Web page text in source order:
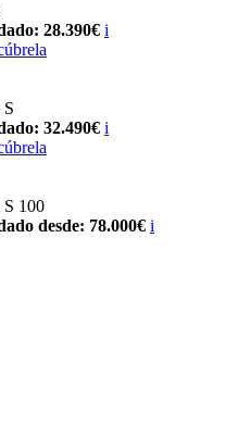
28.390€ i
32.490€ i
S 100
desde: 78.000€ i